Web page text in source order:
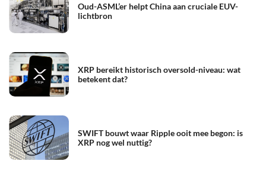
Oud-ASML’er helpt China aan cruciale EUV-
lichtbron
XRP bereikt historisch oversold-niveau: wat
betekent dat?
SWIFT bouwt waar Ripple ooit mee begon: is
XRP nog wel nuttig?